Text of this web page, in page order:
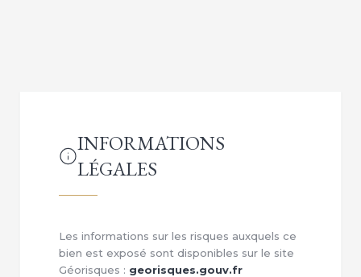
INFORMATIONS
LÉGALES
Les informations sur les risques auxquels ce
bien est exposé sont disponibles sur le site
Géorisques : georisques.gouv.fr